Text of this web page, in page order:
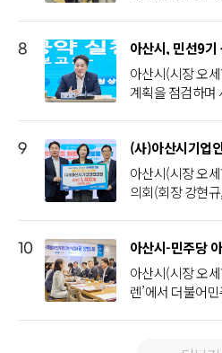
동추진단은 투자
허가, 기업지원,
등 관련 부서가
로 운영된다.이는
행될 수 있도록
과를 지역경제
맞추고 있다.이
정 지원 원스톱
의 신속한 추진
가 기업유치 연
구를 위한 교육·
정주 여건 개선
서 간 칸막이를
통제 중이다. 시
펌프장, 유수지,
사전 점검도 마
의를 주재한 오
통제와 인명피해
다. 오 시장은 “
서 많게는
을 띠고 있어 기
어렵다”며 “이러
것은 단 한 명의
는 것”이라고 말
은 선제적이고
최소화할 수 있
도 빈틈없이 이
서 산사태 위험
사하는 사람들”
어 대한민국 발
게 소통하고 지
이후 예년보다
안을 신속히 해결
생각한다”며 복
고, 긴밀한 협력
그러면서 최근
온양6동 도시재
업 선정 성과를
의원 등 중앙정
다”고 덧붙였다.
형발전과 사회연
이 선도적으로
공동체의 소중함
다”며 “앞으로
로서 다양한 나눔
신리초등학교 학
이들이 부모와
눔을 계속 이어
장은 “학생들과
여 지역사회에
는 마음을 키워
뜻하게 만드는
다.한편, 신리초
2025 나눔캠페인
캠페인 성금 229
눔활동을 이어오
통을 통해 지역
·복지·안전 분야
하기 위해 마련
협력, 안정적인
논의됐다. 특히
문화재단이 함께
역 안전문화 확
협력체계를 더욱
요 기관·단체와
민이 체감할 수
조성과 지역경제
고 밝혔다.
퍼스에서 열린 ‘
보고회’를 계기
제 착공과 고용,
도록 전방위 대
에 포함된 아산
이 67조 원, 삼성
업 지도를 바꿀
된다.먼저 디스
이는 아산 생산
고도화하고 차
할 계획이다.주요
이와 확장현실
디스플레이 생산
8
아산시(시장 오
계획을 점검하며
공약의 이행계획
방안을 점검했다
전인 ‘시민이 행
공약사업의 실
현 아산시장 주재
석했으며, 8일과
회에 앞서 아산시
들과 공약실천계
반영해 세부 추
9
아산시(시장 오
의회(회장 강현
후원했다고 밝혔
이나 갑작스러운
려움을 겪는 주민
록 마련된 먹거
일부터 금요일까
10
아산시(시장 오
렌’에서 더불어
날 협의회에는